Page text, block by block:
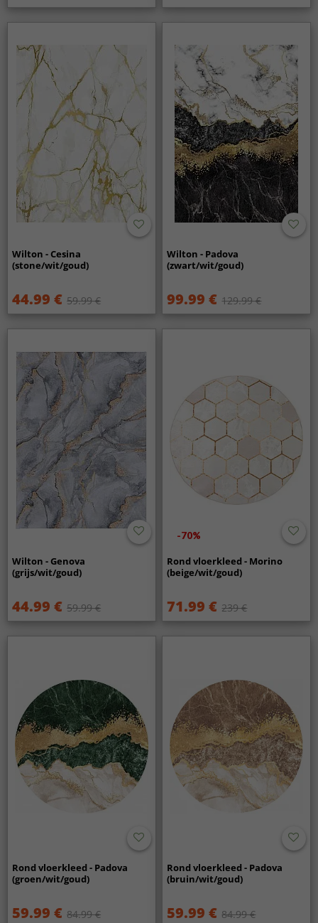
Wilton - Cesina
(stone/wit/goud)
44.99 € 59.99 €
Wilton - Padova
(zwart/wit/goud)
99.99 € 129.99 €
Wilton - Genova
(grijs/wit/goud)
44.99 € 59.99 €
-70%
Rond vloerkleed - Morino
(beige/wit/goud)
71.99 € 239 €
Rond vloerkleed - Padova
(groen/wit/goud)
59.99 € 84.99 €
Rond vloerkleed - Padova
(bruin/wit/goud)
59.99 € 84.99 €